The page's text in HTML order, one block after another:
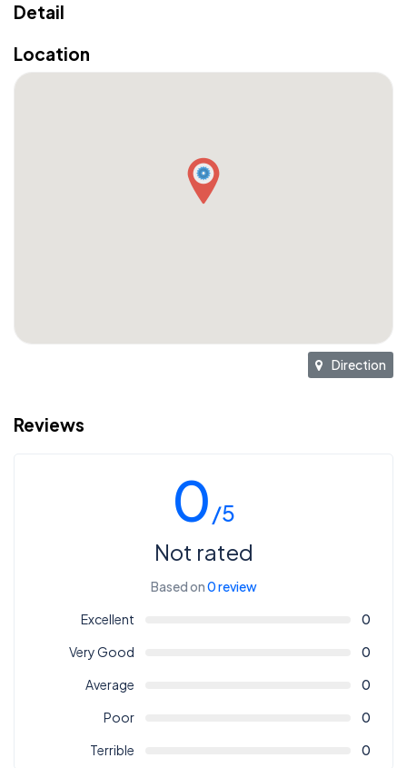
Detail
Location
Direction
Reviews
0 /5
Not rated
Based on0 review
Excellent
0
Very Good
0
Average
0
Poor
0
Terrible
0